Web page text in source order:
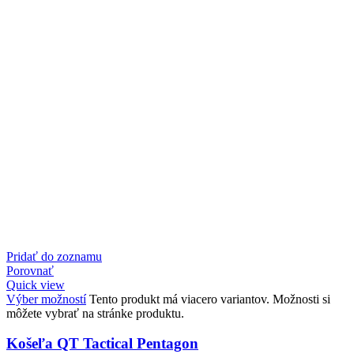
Pridať do zoznamu
Porovnať
Quick view
Výber možností Tento produkt má viacero variantov. Možnosti si
môžete vybrať na stránke produktu.
Košeľa QT Tactical Pentagon